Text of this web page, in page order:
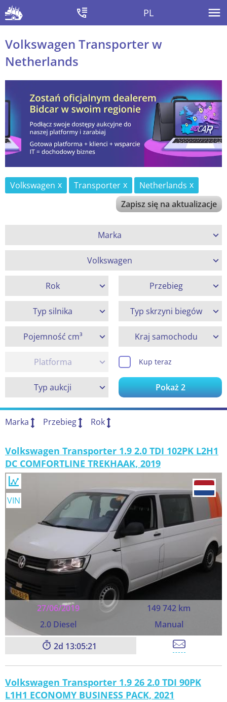
PL
Volkswagen Transporter w
Netherlands
Volkswagen Transporter
Netherlands
Zapisz się na aktualizacje
Marka
Volkswagen
Rok Przebieg
Typ silnika Typ skrzyni biegów
Pojemność cm³ Kraj samochodu
Platforma Kup teraz
Typ aukcji Pokaż2
Marka Przebieg Rok
Volkswagen Transporter 1.9 2.0 TDI 102PK L2H1
DC COMFORTLINE TREKHAAK, 2019
27/06/2019
149 742 km
2.0 Diesel
Manual
VIN
2 13:05:21
Volkswagen Transporter 1.9 26 2.0 TDI 90PK
L1H1 ECONOMY BUSINESS PACK, 2021